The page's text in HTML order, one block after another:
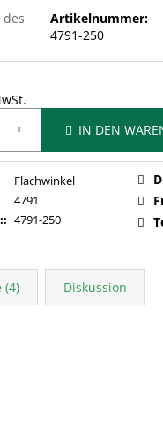
Artikelnummer:
4791-250
IN DEN
Flachwinkel
4791
: 4791-250
(4) Diskussion